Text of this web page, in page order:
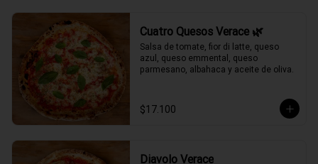
Cuatro Quesos Verace 🌿
Salsa de tomate, fior di latte, queso
azul, queso emmental, queso
parmesano, albahaca y aceite de oliva.
$17.100
Diavolo Verace